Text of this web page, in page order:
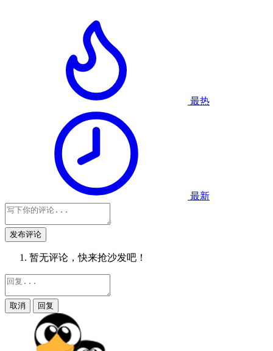
最热
最新
发布评论
暂无评论，快来抢沙发吧！
取消 回复